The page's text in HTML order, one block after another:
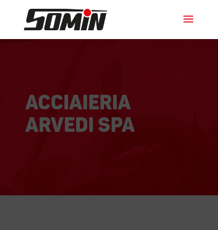
Acciaieria
Arvedi SPA